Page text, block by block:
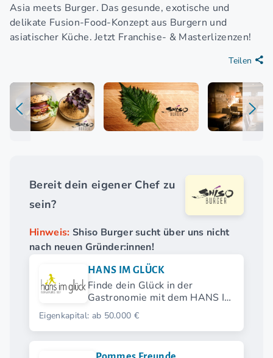
Asia meets Burger. Das gesunde, exotische und
delikate Fusion-Food-Konzept aus Burgern und
asiatischer Küche. Jetzt Franchise- & Masterlizenzen!
Teilen
Bereit dein eigener Chef zu
sein?
Hinweis: Shiso Burger sucht über uns nicht
nach neuen Gründer:innen!
HANS IM GLÜCK
Finde dein Glück in der
Gastronomie mit dem HANS IM
GLÜCK Franchise.
Eigenkapital: ab 50.000 €